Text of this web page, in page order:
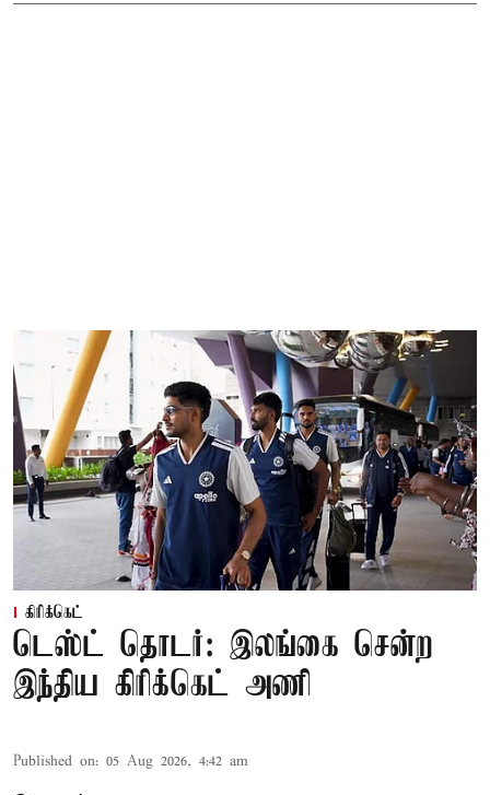
கிரிக்கெட்
டெஸ்ட் தொடர்: இலங்கை சென்ற
இந்திய கிரிக்கெட் அணி
Published on: 05 Aug 2026, 4:42 am